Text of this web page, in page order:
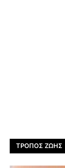
ΤΡΌΠΟΣ ΖΩΉΣ